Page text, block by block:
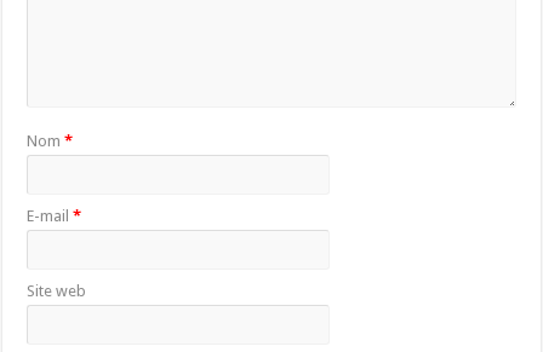
Nom*
E-mail*
Site web